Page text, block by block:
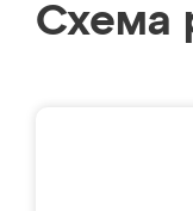
Схема